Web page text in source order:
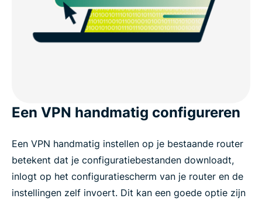
Een VPN handmatig configureren
Een VPN handmatig instellen op je bestaande router
betekent dat je configuratiebestanden downloadt,
inlogt op het configuratiescherm van je router en de
instellingen zelf invoert. Dit kan een goede optie zijn